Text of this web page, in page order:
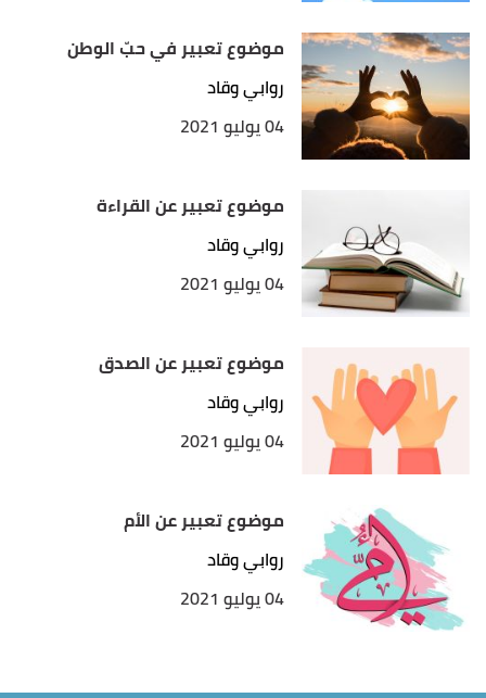
موضوع تعبير في حبّ الوطن
روابي وقاد
04 يوليو 2021
موضوع تعبير عن القراءة
روابي وقاد
04 يوليو 2021
موضوع تعبير عن الصدق
روابي وقاد
04 يوليو 2021
موضوع تعبير عن الأم
روابي وقاد
04 يوليو 2021